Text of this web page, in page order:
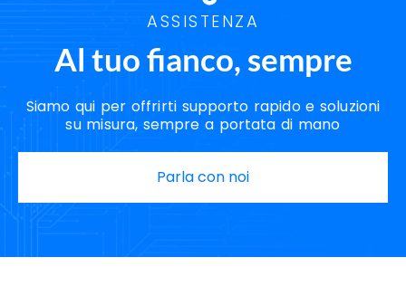
ASSISTENZA
Al tuo fianco, sempre
Siamo qui per offrirti supporto rapido e soluzioni
su misura, sempre a portata di mano
Parla con noi